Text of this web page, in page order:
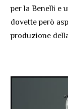
per la Benelli e
dovette però
produzione